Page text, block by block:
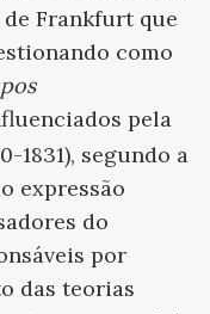
de Frankfurt que
como
pela
1831), segundo a
expressão
do
por
das teorias